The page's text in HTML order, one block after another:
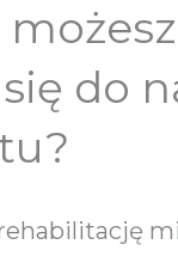
się do